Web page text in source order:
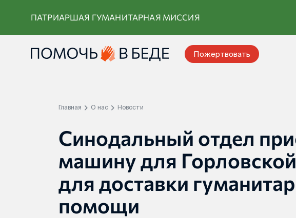
контенту
ПАТРИАРШАЯ ГУМАНИТАРНАЯ МИССИЯ
Пожертвовать
Главная О нас Новости
Синодальный отдел
машину для
для доставки
помощи